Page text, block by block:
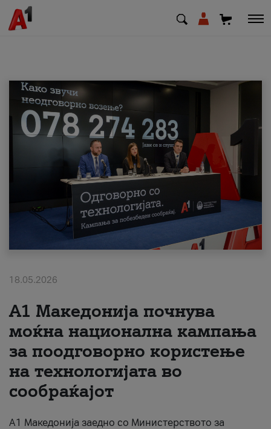
МК EN SQ
Деловни
Поддршка
Надополни кредит
#ПодобарОнлајн
18.05.2026
A1 Македонија почнува
моќна национална кампања
за поодговорно користење
на технологијата во
сообраќајот
A1 Македонија заедно со Министерството за